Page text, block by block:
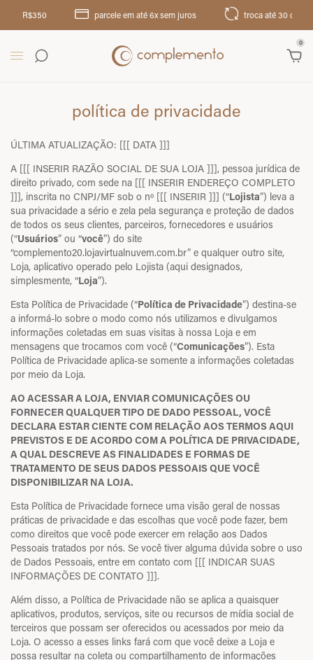
parcele em até 6x sem juros troca até 30 dias
0
política de privacidade
ÚLTIMA ATUALIZAÇÃO: [[[ DATA ]]]
A [[[ INSERIR RAZÃO SOCIAL DE SUA LOJA ]]], pessoa jurídica de
direito privado, com sede na [[[ INSERIR ENDEREÇO COMPLETO
]]], inscrita no CNPJ/MF sob o nº [[[ INSERIR ]]] (“Lojista”) leva a
sua privacidade a sério e zela pela segurança e proteção de dados
de todos os seus clientes, parceiros, fornecedores e usuários
(“Usuários” ou “você”) do site
“complemento20.lojavirtualnuvem.com.br” e qualquer outro site,
Loja, aplicativo operado pelo Lojista (aqui designados,
simplesmente, “Loja”).
Esta Política de Privacidade (“Política de Privacidade”) destina-se
a informá-lo sobre o modo como nós utilizamos e divulgamos
informações coletadas em suas visitas à nossa Loja e em
mensagens que trocamos com você (“Comunicações”). Esta
Política de Privacidade aplica-se somente a informações coletadas
por meio da Loja.
AO ACESSAR A LOJA, ENVIAR COMUNICAÇÕES OU
FORNECER QUALQUER TIPO DE DADO PESSOAL, VOCÊ
DECLARA ESTAR CIENTE COM RELAÇÃO AOS TERMOS AQUI
PREVISTOS E DE ACORDO COM A POLÍTICA DE PRIVACIDADE,
A QUAL DESCREVE AS FINALIDADES E FORMAS DE
TRATAMENTO DE SEUS DADOS PESSOAIS QUE VOCÊ
DISPONIBILIZAR NA LOJA.
Esta Política de Privacidade fornece uma visão geral de nossas
práticas de privacidade e das escolhas que você pode fazer, bem
como direitos que você pode exercer em relação aos Dados
Pessoais tratados por nós. Se você tiver alguma dúvida sobre o uso
de Dados Pessoais, entre em contato com [[[ INDICAR SUAS
INFORMAÇÕES DE CONTATO ]]].
Além disso, a Política de Privacidade não se aplica a quaisquer
aplicativos, produtos, serviços, site ou recursos de mídia social de
terceiros que possam ser oferecidos ou acessados por meio da
Loja. O acesso a esses links fará com que você deixe a Loja e
possa resultar na coleta ou compartilhamento de informações